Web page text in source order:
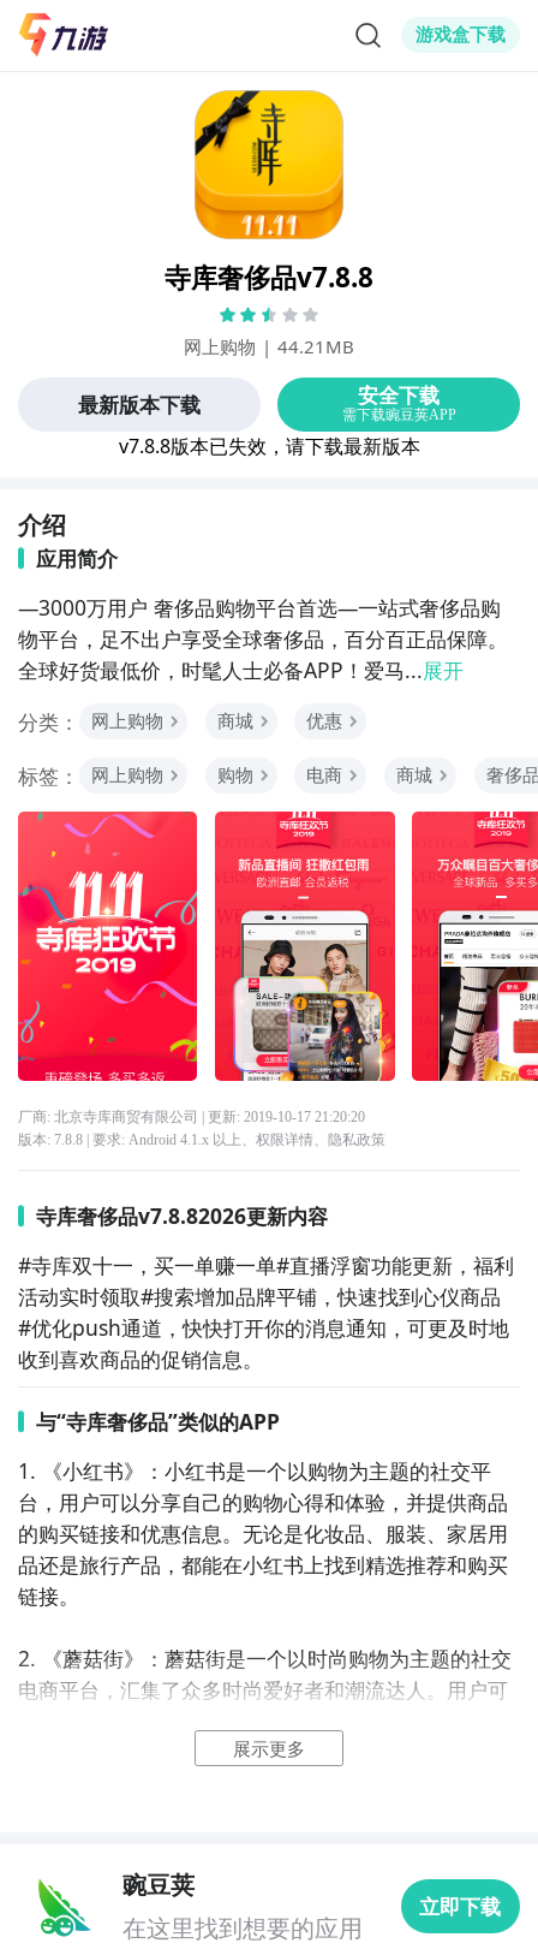
游戏盒下载
寺库奢侈品v7.8.8
网上购物 | 44.21MB
v7.8.8版本已失效，请下载最新版本
介绍
应用简介
—3000万用户 奢侈品购物平台首选—一站式奢侈品购
物平台，足不出户享受全球奢侈品，百分百正品保障。
全球好货最低价，时髦人士必备APP！爱马...展开
分类：
网上购物 商城 优惠
标签： 网上购物 购物 电商 商城 奢侈
厂商: 北京寺库商贸有限公司 | 更新: 2019-10-17 21:20:20
版本: 7.8.8| 要求: Android 4.1.x 以上、 权限详情、 隐私政策
寺库奢侈品v7.8.82026更新内容
#寺库双十一，买一单赚一单#直播浮窗功能更新，福利
活动实时领取#搜索增加品牌平铺，快速找到心仪商品
#优化push通道，快快打开你的消息通知，可更及时地
收到喜欢商品的促销信息。
与“寺库奢侈品”类似的APP
1. 《小红书》：小红书是一个以购物为主题的社交平
台，用户可以分享自己的购物心得和体验，并提供商品
的购买链接和优惠信息。无论是化妆品、服装、家居用
品还是旅行产品，都能在小红书上找到精选推荐和购买
链接。
2. 《蘑菇街》：蘑菇街是一个以时尚购物为主题的社交
电商平台，汇集了众多时尚爱好者和潮流达人。用户可
牌，还能通过社区互动获取优惠信息和购物攻略。
用户可以在唯品会上轻松购买到心仪的品牌商品，享受
到超高性价比的购物体验。
展示更多
豌豆荚
在这里找到想要的应用
立即下载